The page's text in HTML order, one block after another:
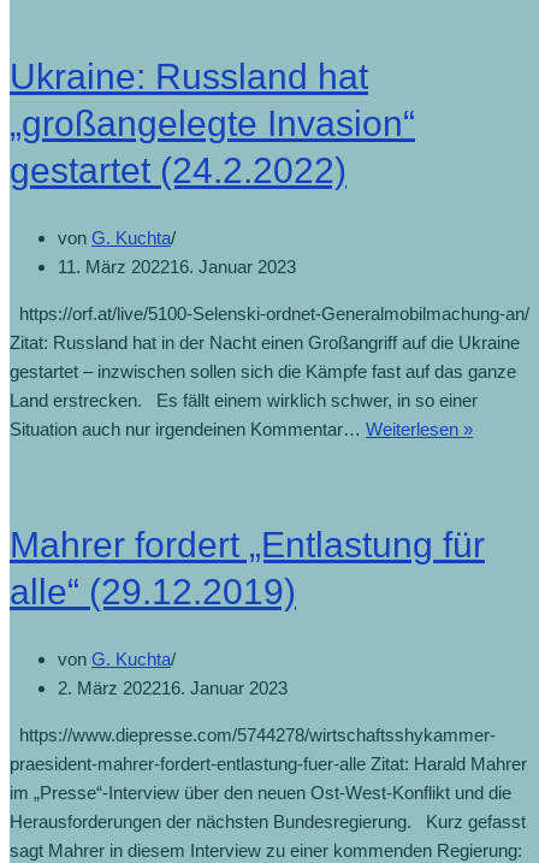
Ukraine: Russland hat
„großangelegte Invasion“
gestartet (24.2.2022)
von G. Kuchta
11. März 202216. Januar 2023
https://orf.at/live/5100-Selenski-ordnet-Generalmobilmachung-an/
Zitat: Russland hat in der Nacht einen Großangriff auf die Ukraine
gestartet – inzwischen sollen sich die Kämpfe fast auf das ganze
Land erstrecken. Es fällt einem wirklich schwer, in so einer
Situation auch nur irgendeinen Kommentar… Weiterlesen »
Mahrer fordert „Entlastung für
alle“ (29.12.2019)
von G. Kuchta
2. März 202216. Januar 2023
https://www.diepresse.com/5744278/wirtschaftsshykammer-
praesident-mahrer-fordert-entlastung-fuer-alle Zitat: Harald Mahrer
im „Presse“-Interview über den neuen Ost-West-Konflikt und die
Herausforderungen der nächsten Bundesregierung. Kurz gefasst
sagt Mahrer in diesem Interview zu einer kommenden Regierung: